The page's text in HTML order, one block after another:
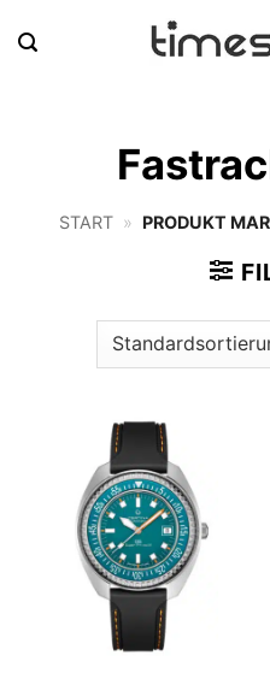
Inhalt
START » PRODUKT